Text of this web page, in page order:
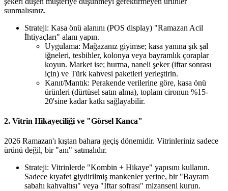
sunmalısınız.
Strateji: Kasa önü alanını (POS display) "Ramazan Acil
İhtiyaçları" alanı yapın.
Uygulama: Mağazanız giyimse; kasa yanına şık şal
iğneleri, tesbihler, kolonya veya bayramlık çoraplar
koyun. Market ise; hurma, naneli şeker (iftar sonrası
için) ve Türk kahvesi paketleri yerleştirin.
Kanıt/Mantık: Perakende verilerine göre, kasa önü
ürünleri (dürtüsel satın alma), toplam cironun %15-
20'sine kadar katkı sağlayabilir.
2. Vitrin Hikayeciliği ve "Görsel Kanca"
2026 Ramazan'ı kıştan bahara geçiş dönemidir. Vitrinleriniz sadece
ürünü değil, bir "anı" satmalıdır.
Strateji: Vitrinlerde "Kombin + Hikaye" yapısını kullanın.
Sadece kıyafet giydirilmiş mankenler yerine, bir "Bayram
sabahı kahvaltısı" veya "İftar sofrası" mizanseni kurun.